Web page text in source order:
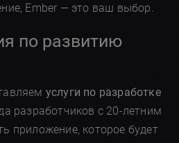
Ember — это ваш выбор.
по развитию
услуги по разработке
разработчиков с 20-летним
приложение, которое будет